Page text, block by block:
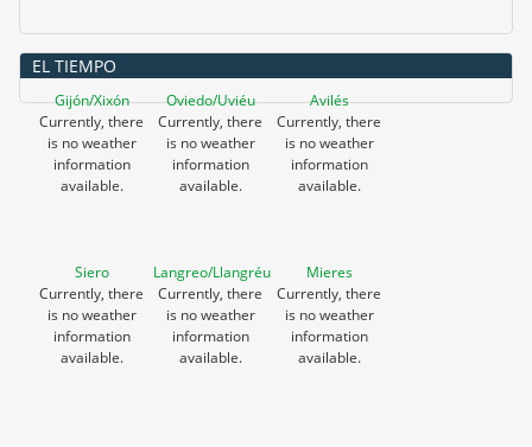
EL TIEMPO
Gijón/Xixón
Currently, there
is no weather
information
available.
Oviedo/Uviéu
Currently, there
is no weather
information
available.
Avilés
Currently, there
is no weather
information
available.
Siero
Currently, there
is no weather
information
available.
Langreo/Llangréu
Currently, there
is no weather
information
available.
Mieres
Currently, there
is no weather
information
available.